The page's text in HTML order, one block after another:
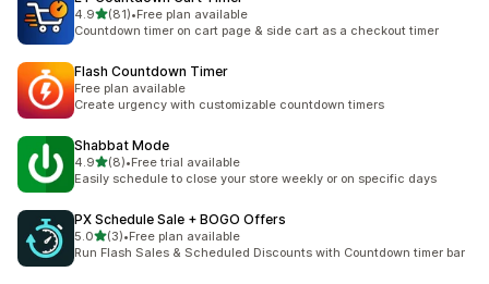
4.9별 5개 중
(81)
총 리뷰 81개
•Free plan available
Countdown timer on cart page & side cart as a checkout timer
Flash Countdown Timer
Free plan available
Create urgency with customizable countdown timers
Shabbat Mode
4.9별 5개 중
(8)
총 리뷰 8개
•Free trial available
Easily schedule to close your store weekly or on specific days
PX Schedule Sale + BOGO Offers
5.0별 5개 중
(3)
총 리뷰 3개
•Free plan available
Run Flash Sales & Scheduled Discounts with Countdown timer bar